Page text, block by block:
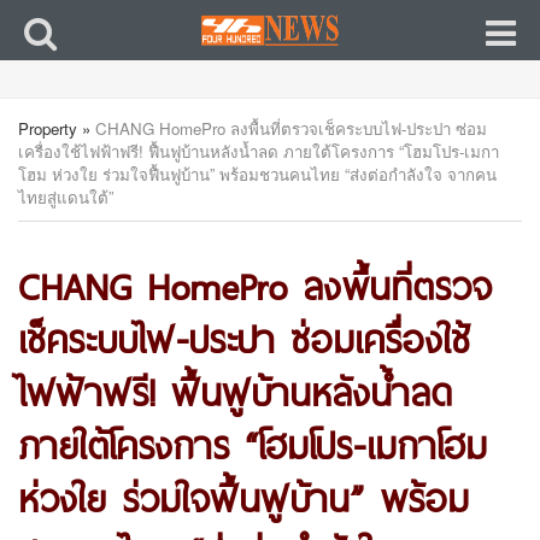
Property » CHANG HomePro ลงพื้นที่ตรวจเช็คระบบไฟ-ประปา ซ่อม
เครื่องใช้ไฟฟ้าฟรี! ฟื้นฟูบ้านหลังน้ำลด ภายใต้โครงการ “โฮมโปร-เมกา
โฮม ห่วงใย ร่วมใจฟื้นฟูบ้าน” พร้อมชวนคนไทย “ส่งต่อกำลังใจ จากคน
ไทยสู่แดนใต้”
CHANG HomePro ลงพื้นที่ตรวจ
เช็คระบบไฟ-ประปา ซ่อมเครื่องใช้
ไฟฟ้าฟรี! ฟื้นฟูบ้านหลังน้ำลด
ภายใต้โครงการ “โฮมโปร-เมกาโฮม
ห่วงใย ร่วมใจฟื้นฟูบ้าน” พร้อม